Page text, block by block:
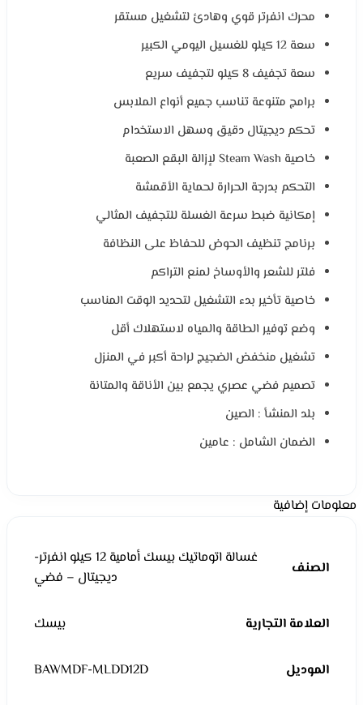
محرك انفرتر قوي وهادئ لتشغيل مستقر
سعة 12 كيلو للغسيل اليومي الكبير
سعة تجفيف 8 كيلو لتجفيف سريع
برامج متنوعة تناسب جميع أنواع الملابس
تحكم ديجيتال دقيق وسهل الاستخدام
خاصية Steam Wash لإزالة البقع الصعبة
التحكم بدرجة الحرارة لحماية الأقمشة
إمكانية ضبط سرعة الغسلة للتجفيف المثالي
برنامج تنظيف الحوض للحفاظ على النظافة
فلتر للشعر والأوساخ لمنع التراكم
خاصية تأخير بدء التشغيل لتحديد الوقت المناسب
وضع توفير الطاقة والمياه لاستهلاك أقل
تشغيل منخفض الضجيج لراحة أكبر في المنزل
تصميم فضي عصري يجمع بين الأناقة والمتانة
بلد المنشأ : الصين
الضمان الشامل : عامين
معلومات إضافية
الصنف
غسالة اتوماتيك بيسك أمامية 12 كيلو انفرتر-
ديجيتال – فضي
العلامة التجارية بيسك
الموديل BAWMDF-MLDD12D